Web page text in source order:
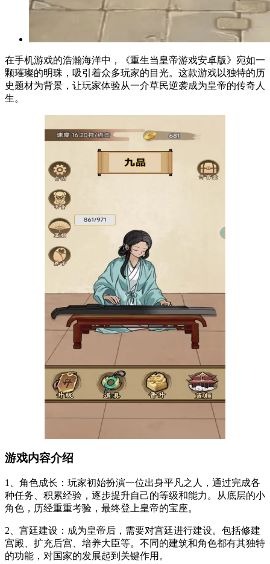
在手机游戏的浩瀚海洋中，《重生当皇帝游戏安卓版》宛如一
颗璀璨的明珠，吸引着众多玩家的目光。这款游戏以独特的历
史题材为背景，让玩家体验从一介草民逆袭成为皇帝的传奇人
生。
游戏内容介绍
1、角色成长：玩家初始扮演一位出身平凡之人，通过完成各
种任务、积累经验，逐步提升自己的等级和能力。从底层的小
角色，历经重重考验，最终登上皇帝的宝座。
2、宫廷建设：成为皇帝后，需要对宫廷进行建设。包括修建
宫殿、扩充后宫、培养大臣等。不同的建筑和角色都有其独特
的功能，对国家的发展起到关键作用。